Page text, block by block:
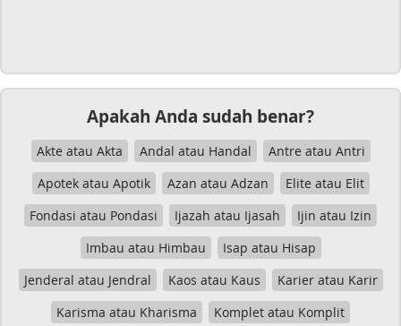
Apakah Anda sudah benar?
Akte atau Akta Andal atau Handal
Antre atau Antri
Apotek atau Apotik
Azan atau Adzan
Elite atau Elit
Fondasi atau Pondasi
Ijazah atau Ijasah
Ijin atau Izin
Imbau atau Himbau
Isap atau Hisap
Jenderal atau Jendral
Kaos atau Kaus
Karier atau Karir
Karisma atau Kharisma
Komplet atau Komplit